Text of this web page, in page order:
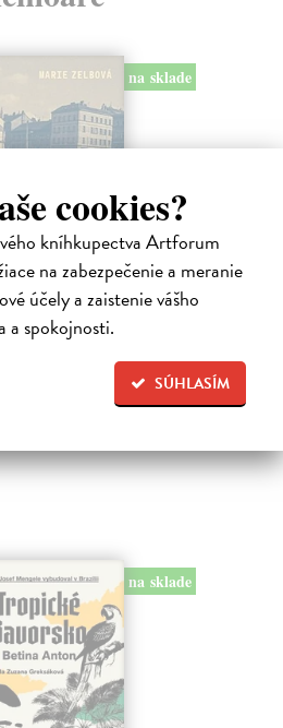
cookies?
kníhkupectva Artforum
na zabezpečenie a meranie
účely a zaistenie vášho
a spokojnosti.
SÚHLASÍM
na sklade
žižkovská rodina. Vítejte v
byl všem otevřen dokořán.
na sklade